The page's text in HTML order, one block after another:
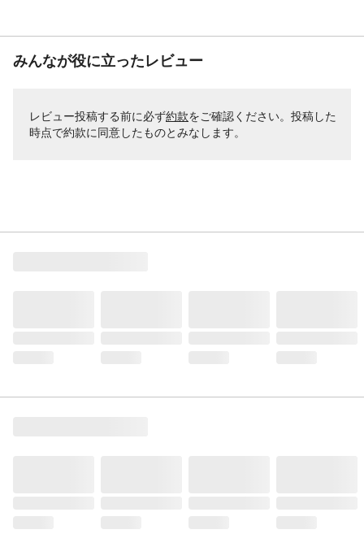
みんなが役に立ったレビュー
レビュー投稿する前に必ず約款をご確認ください。投稿した
時点で約款に同意したものとみなします。